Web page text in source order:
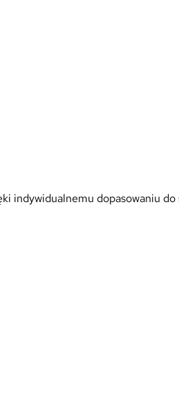
indywidualnemu dopasowaniu